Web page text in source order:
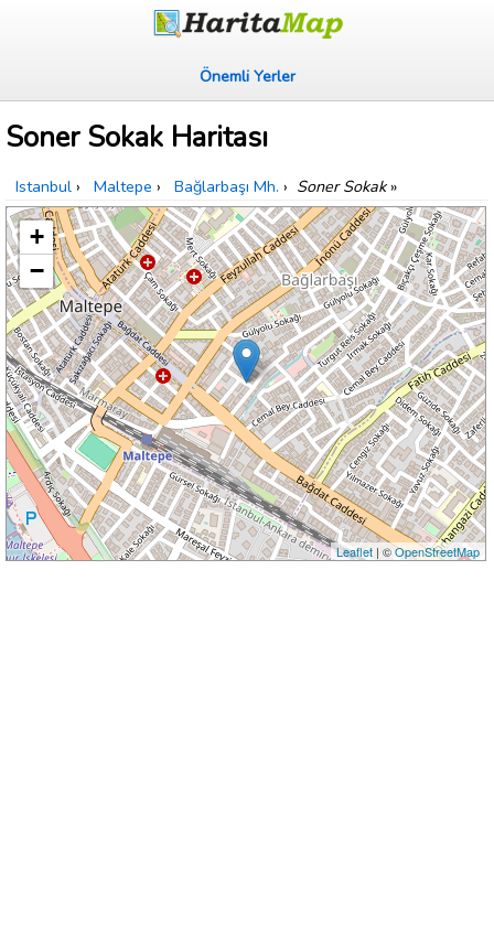
Önemli Yerler
Soner Sokak Haritası
Istanbul › Maltepe › Bağlarbaşı Mh. › Soner Sokak»
+
−
Leaflet| ©OpenStreetMap